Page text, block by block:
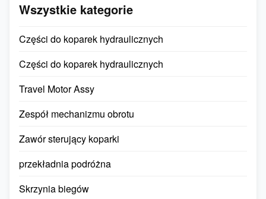
Wszystkie kategorie
Części do koparek hydraulicznych
Części do koparek hydraulicznych
Travel Motor Assy
Zespół mechanizmu obrotu
Zawór sterujący koparki
przekładnia podróżna
Skrzynia biegów